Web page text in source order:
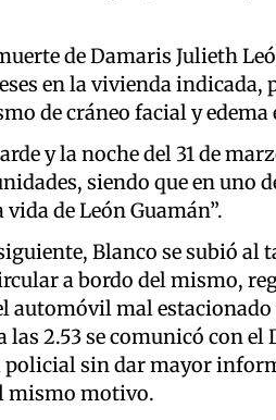
de Damaris Julieth
en la vivienda indicada,
de cráneo facial y edema
y la noche del 31 de
siendo que en uno
de León Guamán”.
Blanco se subió al
a bordo del mismo,
automóvil mal
2.53 se comunicó con el
sin dar mayor
mismo motivo.